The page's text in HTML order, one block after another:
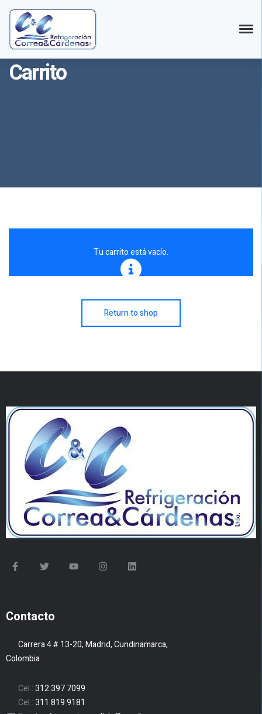
Carrito
Tu carrito está vacío.
Return to shop
Contacto
Carrera 4 # 13-20, Madrid, Cundinamarca,
Colombia
Cel.:312 397 7099
Cel.:311 819 9181